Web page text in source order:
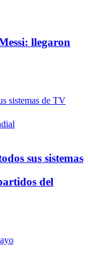
llegaron
sus sistemas
del